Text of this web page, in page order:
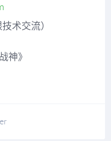
术交流）
神》